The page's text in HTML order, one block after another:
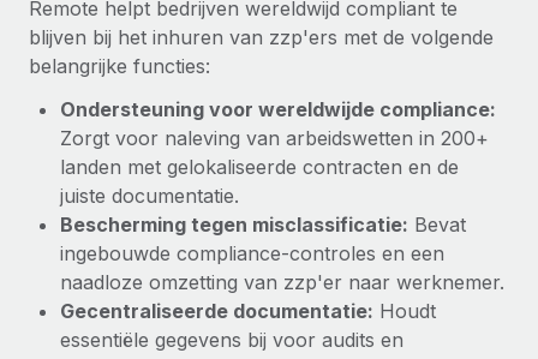
Stel snel compliant entiteiten op
Mobiliteit en overplaatsing
Plaats werknemers moeiteloos over
Secundaire arbeidsvoorwaarden
Eenvoudig secundaire arbeidsvoorwaarden
beheren
Belastingen
Naar de blog
BLOG
Productupdates van Remote: Gusto- en Xero-
integraties en Contractor Management Plus
Het blijft de missie van Remote om alle soorten bedrijven
Remote helpt bedrijven wereldwijd compliant te
blijven bij het inhuren van zzp'ers met de volgende
belangrijke functies:
Ondersteuning voor wereldwijde compliance:
Zorgt voor naleving van arbeidswetten in 200+
landen met gelokaliseerde contracten en de
juiste documentatie.
Bescherming tegen misclassificatie: Bevat
ingebouwde compliance-controles en een
naadloze omzetting van zzp'er naar werknemer.
Gecentraliseerde documentatie: Houdt
essentiële gegevens bij voor audits en